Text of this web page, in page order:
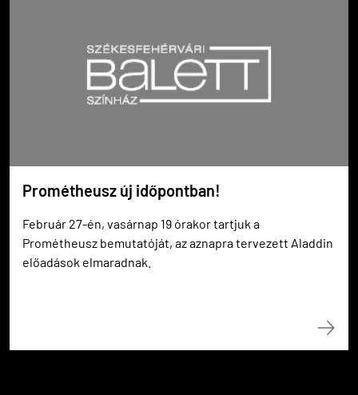
Prométheusz új időpontban!
Február 27-én, vasárnap 19 órakor tartjuk a
Prométheusz bemutatóját, az aznapra tervezett Aladdin
előadások elmaradnak.